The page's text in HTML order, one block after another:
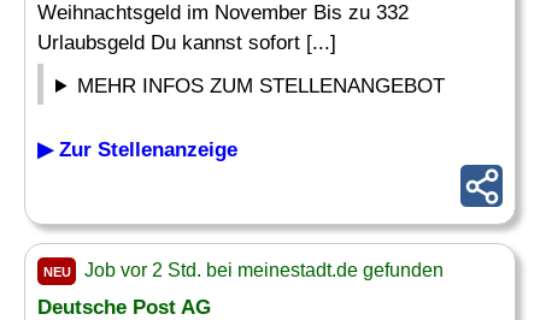
Weihnachtsgeld im November Bis zu 332
Urlaubsgeld Du kannst sofort [...]
MEHR INFOS ZUM STELLENANGEBOT
▶ Zur Stellenanzeige
NEU Job vor 2 Std. bei meinestadt.de gefunden
Deutsche Post AG